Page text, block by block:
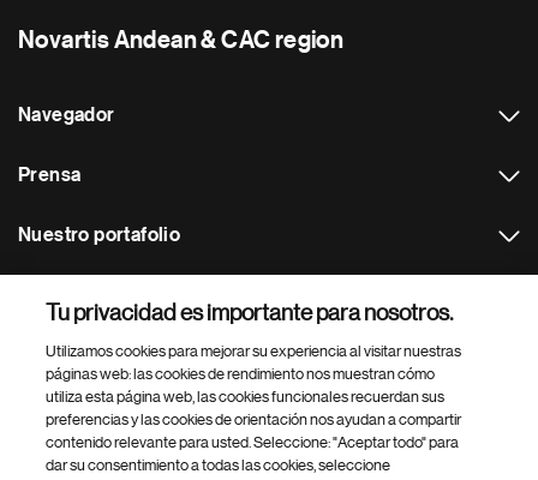
Novartis Andean & CAC region
Navegador
Prensa
Nuestro portafolio
Footer Site Search
Tu privacidad es importante para nosotros.
Utilizamos cookies para mejorar su experiencia al visitar nuestras
páginas web: las cookies de rendimiento nos muestran cómo
utiliza esta página web, las cookies funcionales recuerdan sus
preferencias y las cookies de orientación nos ayudan a compartir
contenido relevante para usted. Seleccione: "Aceptar todo" para
dar su consentimiento a todas las cookies, seleccione